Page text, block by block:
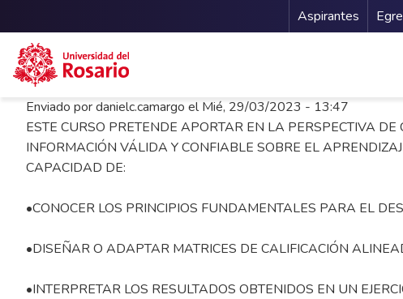
Pasar al contenido principal
Menu
Aspirantes
Enviado pordanielc.camargo elMié, 29/03/2023 - 13:47
ESTE CURSO PRETENDE APORTAR EN LA PERSPECTIVA
INFORMACIÓN VÁLIDA Y CONFIABLE SOBRE EL
CAPACIDAD DE:
•CONOCER LOS PRINCIPIOS FUNDAMENTALES PARA EL
•DISEÑAR O ADAPTAR MATRICES DE CALIFICACIÓN
•INTERPRETAR LOS RESULTADOS OBTENIDOS EN UN